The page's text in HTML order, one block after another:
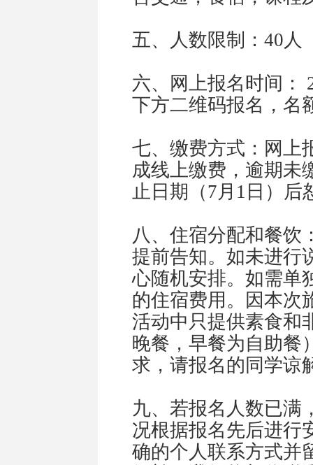
五、人数限制： 40人
六、网上报名时间：
下方二维码报名，名
七、缴费方式：网上
成线上缴费，逾期未
止日期（7月 1 日）后
八、住宿分配和餐饮
提前告知。如未进行
心随机安排。如需单
的住宿费用。因本次
活动中只提供素食和
晚餐，早餐为自助餐
求，请报名的同学谅
九、若报名人数已满
况根据报名先后进行
确的个人联系方式并